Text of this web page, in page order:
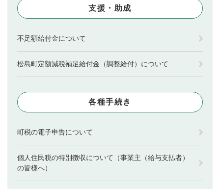
支援・助成
不足額給付金について
松島町定額減税補足給付金（調整給付）について
各種手続き
町税の電子申告について
個人住民税の特別徴収について（事業主（給与支払者）
の皆様へ）